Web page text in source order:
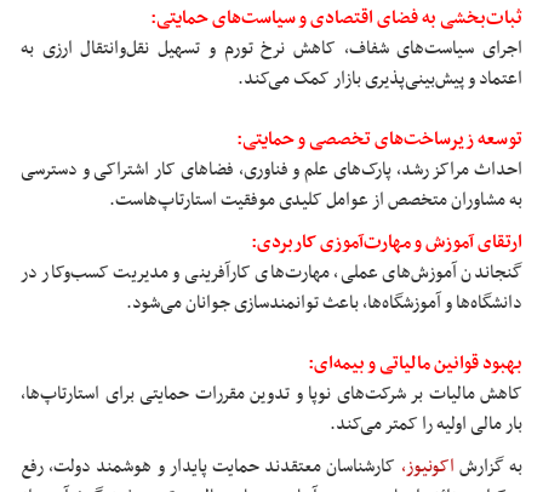
ثبات‌بخشی به فضای اقتصادی و سیاست‌های حمایتی:
اجرای سیاست‌های شفاف، کاهش نرخ تورم و تسهیل نقل‌وانتقال ارزی به
اعتماد و پیش‌بینی‌پذیری بازار کمک می‌کند.
توسعه زیرساخت‌های تخصصی و حمایتی:
احداث مراکز رشد، پارک‌های علم و فناوری، فضاهای کار اشتراکی و دسترسی
به مشاوران متخصص از عوامل کلیدی موفقیت استارتاپ‌هاست.
ارتقای آموزش و مهارت‌آموزی کاربردی:
گنجاندن آموزش‌های عملی، مهارت‌های کارآفرینی و مدیریت کسب‌وکار در
دانشگاه‌ها و آموزشگاه‌ها، باعث توانمندسازی جوانان می‌شود.
بهبود قوانین مالیاتی و بیمه‌ای:
کاهش مالیات بر شرکت‌های نوپا و تدوین مقررات حمایتی برای استارتاپ‌ها،
بار مالی اولیه را کمتر می‌کند.
به گزارشاکونیوز، کارشناسان معتقدند حمایت پایدار و هوشمند دولت، رفع